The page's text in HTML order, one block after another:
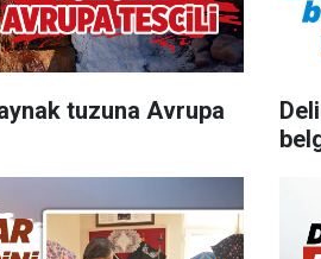
tuzuna Avrupa